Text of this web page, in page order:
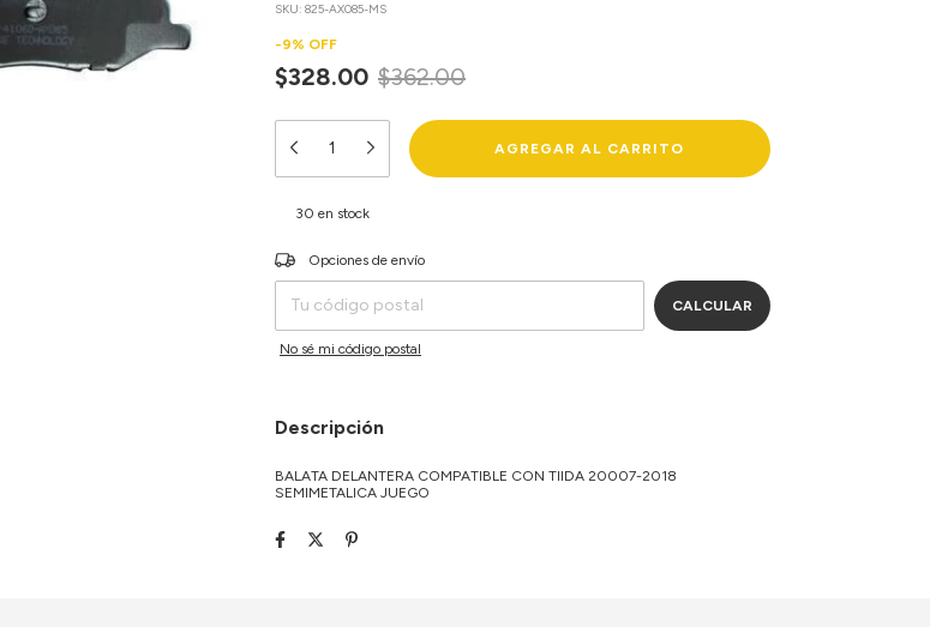
SKU: 825-AX085-MS
-9% OFF
$328.00 $362.00
30 en stock
Entregas para el CP:
Opciones de envío
CALCULAR
No sé mi código postal
Descripción
BALATA DELANTERA COMPATIBLE CON TIIDA 20007-2018
SEMIMETALICA JUEGO